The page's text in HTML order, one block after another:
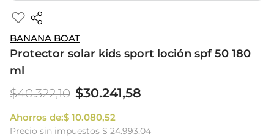
BANANA BOAT
Protector solar kids sport loción spf 50 180
ml
$40.322,10 $30.241,58
Ahorros de:$ 10.080,52
Precio sin impuestos $ 24.993,04